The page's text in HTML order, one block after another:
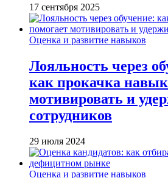
17 сентября 2025
Оценка и развитие навыков
Лояльность через
как прокачка
мотивировать и
сотрудников
29 июля 2024
Оценка и развитие навыков